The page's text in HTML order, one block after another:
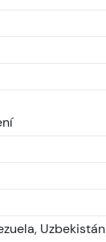
Uzbekistán